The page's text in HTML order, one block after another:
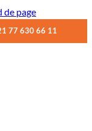
de page
77 630 66 11